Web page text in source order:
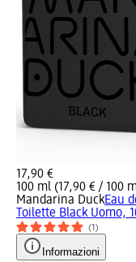
17,90 €
100 ml (17,90 € / 100
Mandarina DuckEau
Toilette Black Uomo,
(1)
Informazioni